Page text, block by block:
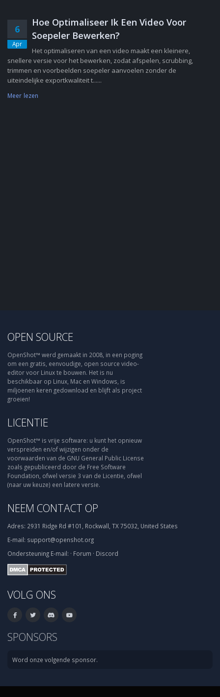
6
Apr
Hoe Optimaliseer Ik Een Video Voor
Soepeler Bewerken?
Het optimaliseren van een video maakt een kleinere,
snellere versie voor het bewerken, zodat afspelen, scrubbing,
trimmen en voorbeelden soepeler aanvoelen zonder de
uiteindelijke exportkwaliteit t......
Meer lezen
OPEN SOURCE
OpenShot™ werd gemaakt in 2008, in een poging
om een gratis, eenvoudige, open source video-
editor voor Linux te bouwen. Het is nu
beschikbaar op Linux, Mac en Windows, is
miljoenen keren gedownload en blijft als project
groeien!
LICENTIE
OpenShot™ is vrije software: u kunt het opnieuw
verspreiden en/of wijzigen onder de
voorwaarden van de GNU General Public License
zoals gepubliceerd door de Free Software
Foundation, ofwel versie 3 van de Licentie, ofwel
(naar uw keuze) een latere versie.
NEEM CONTACT OP
Adres: 2931 Ridge Rd #101, Rockwall, TX 75032, United States
E-mail: support@openshot.org
Ondersteuning E-mail: · Forum · Discord
VOLG ONS
SPONSORS
Word onze volgende sponsor.